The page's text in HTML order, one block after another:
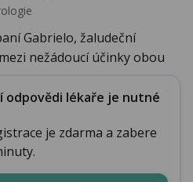
Gabrielo, žaludeční
nežádoucí účinky obou
odpovědi lékaře je nutné
je zdarma a zabere